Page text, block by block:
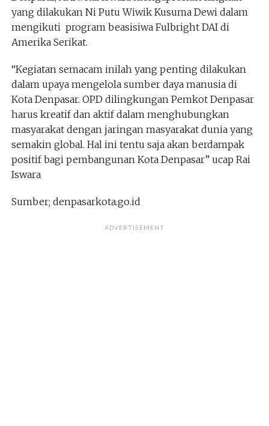
yang dilakukan Ni Putu Wiwik Kusuma Dewi dalam
mengikuti program beasisiwa Fulbright DAI di
Amerika Serikat.
“Kegiatan semacam inilah yang penting dilakukan
dalam upaya mengelola sumber daya manusia di
Kota Denpasar. OPD dilingkungan Pemkot Denpasar
harus kreatif dan aktif dalam menghubungkan
masyarakat dengan jaringan masyarakat dunia yang
semakin global. Hal ini tentu saja akan berdampak
positif bagi pembangunan Kota Denpasar” ucap Rai
Iswara
Sumber; denpasarkota.go.id
ADVERTISEMENT